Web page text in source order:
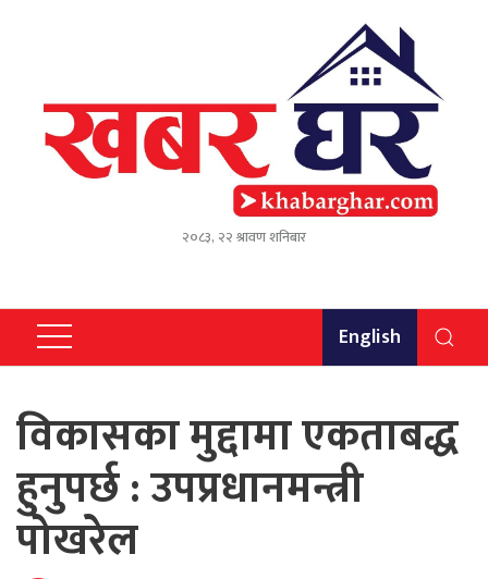
२०८३, २२ श्रावण शनिबार
English
विकासका मुद्दामा एकताबद्ध
हुनुपर्छ : उपप्रधानमन्त्री
पोखरेल